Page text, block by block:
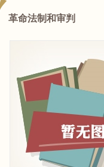
革命法制和审判